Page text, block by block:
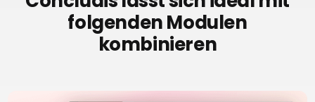
folgenden Modulen
kombinieren